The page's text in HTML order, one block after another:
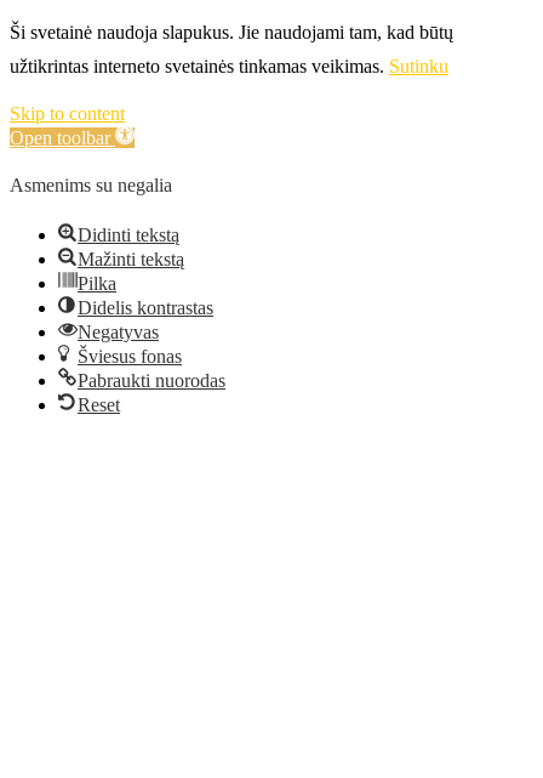
Ši svetainė naudoja slapukus. Jie naudojami tam, kad būtų
užtikrintas interneto svetainės tinkamas veikimas. Sutinku
Skip to content
Open toolbar
Asmenims su negalia
Didinti tekstą
Mažinti tekstą
Pilka
Didelis kontrastas
Negatyvas
Šviesus fonas
Pabraukti nuorodas
Reset